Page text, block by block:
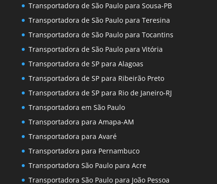
Transportadora de São Paulo para Sousa-PB
Transportadora de São Paulo para Teresina
Transportadora de São Paulo para Tocantins
Transportadora de São Paulo para Vitória
Transportadora de SP para Alagoas
Transportadora de SP para Ribeirão Preto
Transportadora de SP para Rio de Janeiro-RJ
Transportadora em São Paulo
Transportadora para Amapa-AM
Transportadora para Avaré
Transportadora para Pernambuco
Transportadora São Paulo para Acre
Transportadora São Paulo para João Pessoa